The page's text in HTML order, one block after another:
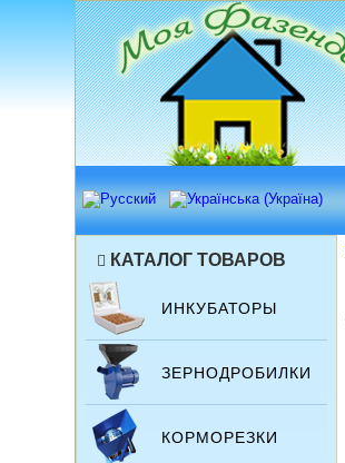
КАТАЛОГ ТОВАРОВ
ИНКУБАТОРЫ
ЗЕРНОДРОБИЛКИ
КОРМОРЕЗКИ